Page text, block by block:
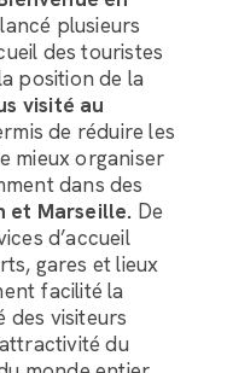
plusieurs
des touristes
position de la
visité au
de réduire les
mieux organiser
dans des
et Marseille. De
d’accueil
gares et lieux
facilité la
des visiteurs
du